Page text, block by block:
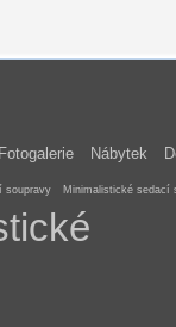
Fotogalerie Nábytek
soupravy Minimalistické sedací